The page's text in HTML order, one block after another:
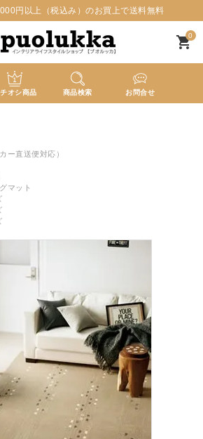
円以上（税込み）のお買上で送料無料
0
shopping_cart
オシ商品 商品検索 お問合せ
ー直送便対応）
マット